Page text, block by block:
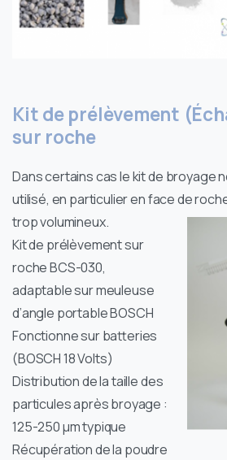
Kit de prélèvement
sur roche
Dans certains cas le kit de broyage
utilisé, en particulier en face de
trop volumineux.
Kit de prélèvement sur
roche BCS-030,
adaptable sur meuleuse
d’angle portable BOSCH
Fonctionne sur batteries
(BOSCH 18 Volts)
Distribution de la taille des
particules après broyage :
125-250 µm typique
Récupération de la poudre